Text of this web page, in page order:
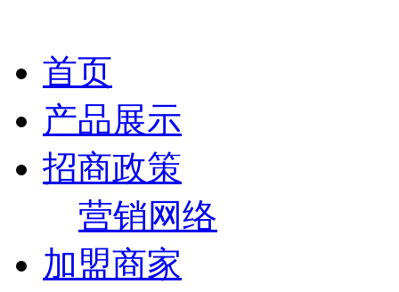
首页
产品展示
招商政策
营销网络
加盟商家